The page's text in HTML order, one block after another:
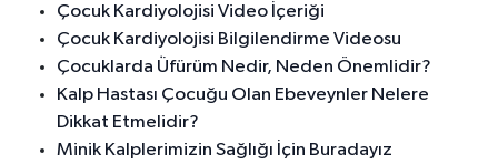
Çocuk Kardiyolojisi Video İçeriği
Çocuk Kardiyolojisi Bilgilendirme Videosu
Çocuklarda Üfürüm Nedir, Neden Önemlidir?
Kalp Hastası Çocuğu Olan Ebeveynler Nelere
Dikkat Etmelidir?
Minik Kalplerimizin Sağlığı İçin Buradayız